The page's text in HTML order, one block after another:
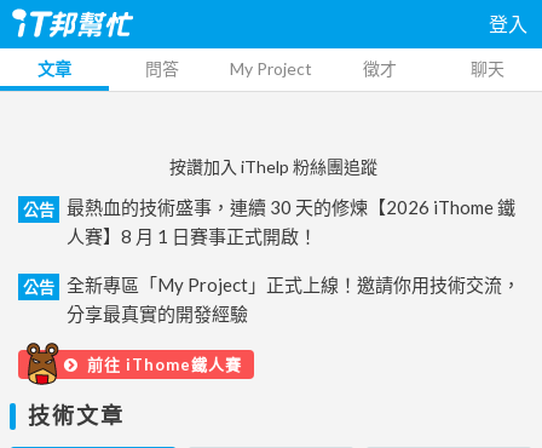
登入
文章 問答 My Project 徵才 聊天
按讚加入 iThelp 粉絲團追蹤
公告
最熱血的技術盛事，連續 30 天的修煉【2026 iThome 鐵
人賽】8 月 1 日賽事正式開啟！
公告
全新專區「My Project」正式上線！邀請你用技術交流，
分享最真實的開發經驗
前往 iThome鐵人賽
技術文章